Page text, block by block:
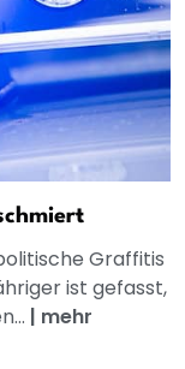
Graffitis
ist gefasst,
| mehr